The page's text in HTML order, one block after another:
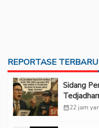
REPORTASE TERBARU
Sidang
PUPN
calendar_month22 jam